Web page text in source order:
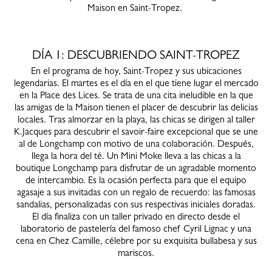
Maison en Saint-Tropez.
DÍA 1: DESCUBRIENDO SAINT-TROPEZ
En el programa de hoy, Saint-Tropez y sus ubicaciones
legendarias. El martes es el día en el que tiene lugar el mercado
en la Place des Lices. Se trata de una cita ineludible en la que
las amigas de la Maison tienen el placer de descubrir las delicias
locales. Tras almorzar en la playa, las chicas se dirigen al taller
K.Jacques para descubrir el savoir-faire excepcional que se une
al de Longchamp con motivo de una colaboración. Después,
llega la hora del té. Un Mini Moke lleva a las chicas a la
boutique Longchamp para disfrutar de un agradable momento
de intercambio. Es la ocasión perfecta para que el equipo
agasaje a sus invitadas con un regalo de recuerdo: las famosas
sandalias, personalizadas con sus respectivas iniciales doradas.
El día finaliza con un taller privado en directo desde el
laboratorio de pastelería del famoso chef Cyril Lignac y una
cena en Chez Camille, célebre por su exquisita bullabesa y sus
mariscos.